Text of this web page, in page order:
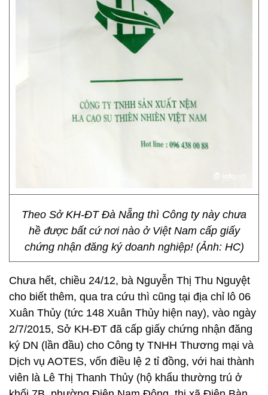
Theo Sở KH-ĐT Đà Nẵng thì Công ty này chưa
hề được bất cứ nơi nào ở Việt Nam cấp giấy
chứng nhận đăng ký doanh nghiệp! (Ảnh: HC)
Chưa hết, chiều 24/12, bà Nguyễn Thị Thu Nguyệt
cho biết thêm, qua tra cứu thì cũng tại địa chỉ lô 06
Xuân Thủy (tức 148 Xuân Thủy hiện nay), vào ngày
2/7/2015, Sở KH-ĐT đã cấp giấy chứng nhận đăng
ký DN (lần đầu) cho Công ty TNHH Thương mại và
Dịch vụ AOTES, vốn điều lệ 2 tỉ đồng, với hai thành
viên là Lê Thị Thanh Thủy (hộ khẩu thường trú ở